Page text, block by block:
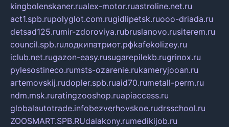
kingbolenskaner.rualex-motor.ruastroline.net.ru
act1.spb.rupolyglot.com.rugidlipetsk.ruooo-driada.ru
detsad125.rumir-zdoroviya.rubruslanovo.rusiterem.ru
council.spb.ruлодкипатриот.рфkafekolizey.ru
iclub.net.rugazon-easy.rusugarepilekb.rugrinox.ru
pylesostineco.rumsts-ozarenie.rukameryjooan.ru
artemovskij.rudopler.spb.ruaid70.rumetall-perm.ru
ndm.msk.ruratingzooshop.ruapiaccess.ru
globalautotrade.infobezverhovskoe.rudrsschool.ru
ZOOSMART.SPB.RUdalakony.rumedikijob.ru